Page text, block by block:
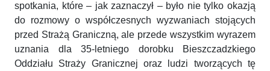
spotkania, które – jak zaznaczył – było nie tylko okazją
do rozmowy o współczesnych wyzwaniach stojących
przed Strażą Graniczną, ale przede wszystkim wyrazem
uznania dla 35-letniego dorobku Bieszczadzkiego
Oddziału Straży Granicznej oraz ludzi tworzących tę